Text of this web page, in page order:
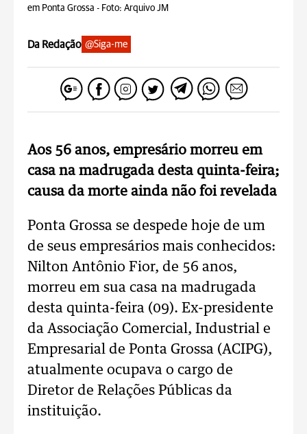
em Ponta Grossa - Foto: Arquivo JM
Da Redação @Siga-me
Aos 56 anos, empresário morreu em
casa na madrugada desta quinta-feira;
causa da morte ainda não foi revelada
Ponta Grossa se despede hoje de um
de seus empresários mais conhecidos:
Nilton Antônio Fior, de 56 anos,
morreu em sua casa na madrugada
desta quinta-feira (09). Ex-presidente
da Associação Comercial, Industrial e
Empresarial de Ponta Grossa (ACIPG),
atualmente ocupava o cargo de
Diretor de Relações Públicas da
instituição.